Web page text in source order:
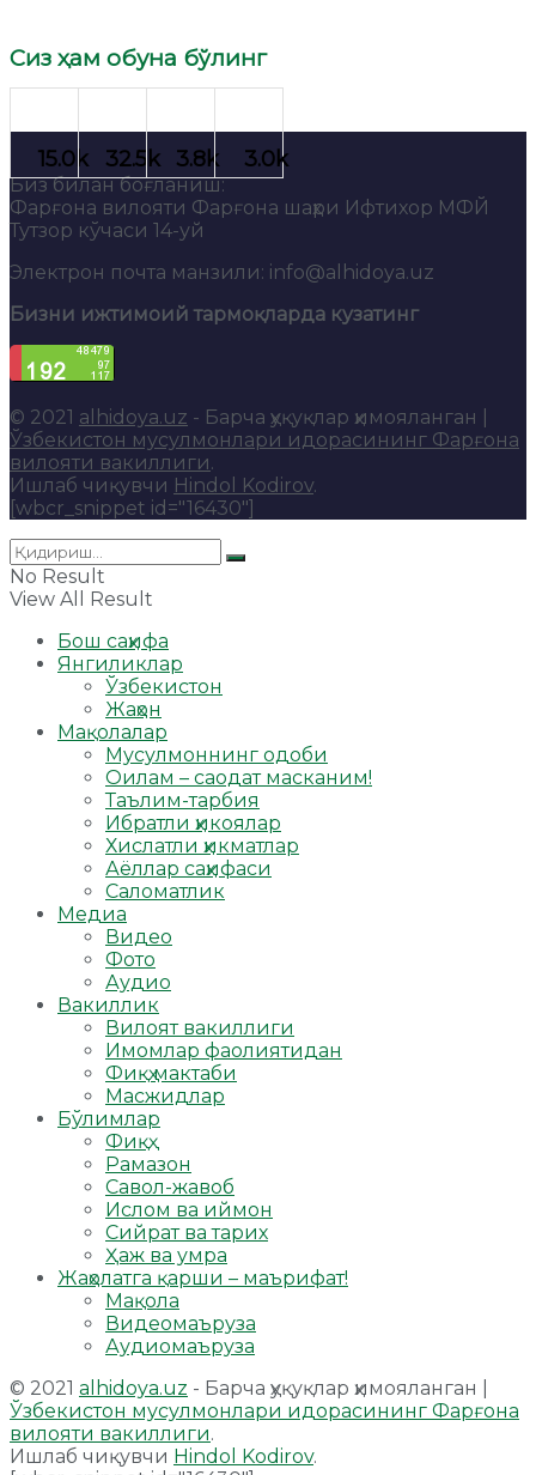
Сиз ҳам обуна бўлинг
Биз билан боғланиш:
Фарғона вилояти Фарғона шаҳри Ифтихор МФЙ
Тутзор кўчаси 14-уй
Электрон почта манзили: info@alhidoya.uz
Бизни ижтимоий тармоқларда кузатинг
© 2021 alhidoya.uz - Барча ҳуқуқлар ҳимояланган |
Ўзбекистон мусулмонлари идорасининг Фарғона
вилояти вакиллиги.
Ишлаб чиқувчи Hindol Kodirov.
[wbcr_snippet id="16430"]
No Result
View All Result
Бош саҳифа
Янгиликлар
Ўзбекистон
Жаҳон
Мақолалар
Мусулмоннинг одоби
Оилам – саодат масканим!
Таълим-тарбия
Ибратли ҳикоялар
Хислатли ҳикматлар
Аёллар саҳифаси
Саломатлик
Медиа
Видео
Фото
Аудио
Вакиллик
Вилоят вакиллиги
Имомлар фаолиятидан
Фиқҳ мактаби
Масжидлар
Бўлимлар
Фиқҳ
Рамазон
Савол-жавоб
Ислом ва иймон
Сийрат ва тарих
Ҳаж ва умра
Жаҳолатга қарши – маърифат!
Мақола
Видеомаъруза
Аудиомаъруза
© 2021 alhidoya.uz - Барча ҳуқуқлар ҳимояланган |
Ўзбекистон мусулмонлари идорасининг Фарғона
вилояти вакиллиги.
Ишлаб чиқувчи Hindol Kodirov.